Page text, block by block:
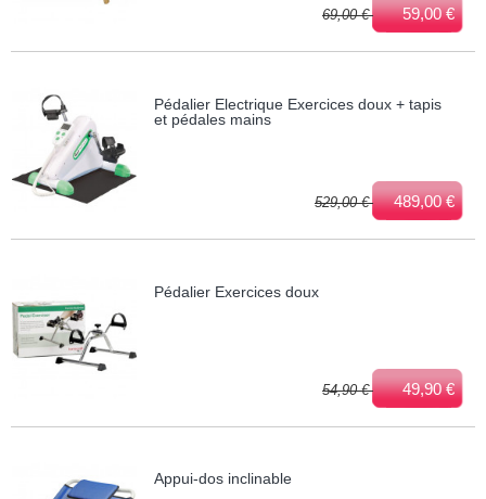
69,00 € 59,00 €
Pédalier Electrique Exercices doux + tapis
et pédales mains
529,00 € 489,00 €
Pédalier Exercices doux
54,90 € 49,90 €
Appui-dos inclinable